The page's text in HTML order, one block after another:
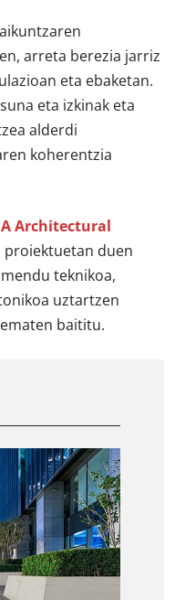
arreta berezia jarriz
eta ebaketan.
eta izkinak eta
alderdi
koherentzia
Architectural
proiektuetan duen
teknikoa,
uztartzen
baititu.